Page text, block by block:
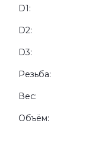
D1:
D2:
D3:
Резьба:
Вес:
Объём: